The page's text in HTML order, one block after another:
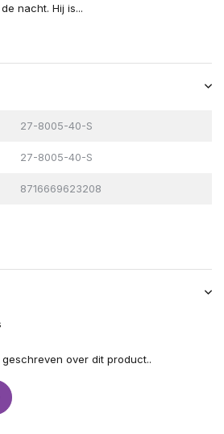
nacht. Hij is...
27-8005-40-S
27-8005-40-S
8716669623208
over dit product..